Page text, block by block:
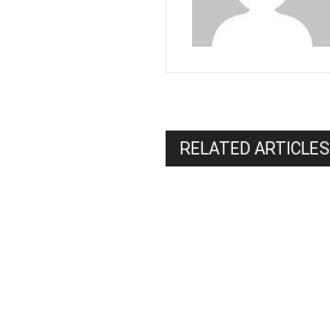
RELATED ARTICLES